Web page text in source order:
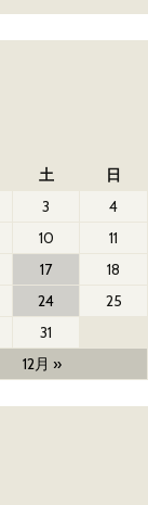
土 日
12月 »
3
4
10
11
17
18
24
25
31